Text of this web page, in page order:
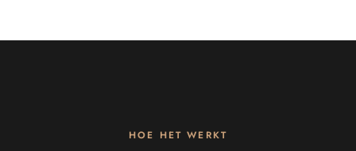
HOE HET WERKT